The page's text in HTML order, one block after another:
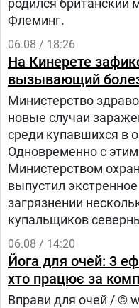
родился британский
Флеминг.
06.08 / 18:26
На Кинерете
вызывающий
Министерство
новые случаи
среди купавшихся в
Одновременно с
Министерством
выпустил
загрязнении
купальщиков
06.08 / 14:20
Йога для очей: 3
хто працює за
Вправи для очей / ©